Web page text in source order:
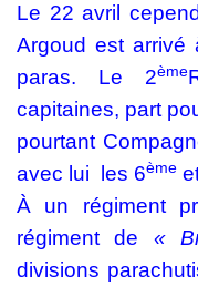
Le 22 avril
Argoud est arrivé
paras. Le 2ème
capitaines, part
pourtant
avec lui
les 6ème
À un régiment
régiment de «
divisions